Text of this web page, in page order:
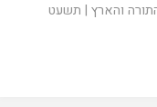
והארץ | תשעט